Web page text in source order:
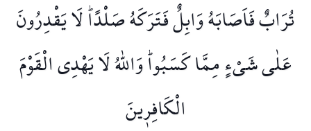
تُرَابٌ فَاَصَابَهُ وَابِلٌ فَتَرَكَهُ صَلْدًاۜ لَا يَقْدِرُونَ
عَلٰى شَيْءٍ مِمَّا كَسَبُواۜ وَاللّٰهُ لَا يَهْدِي الْقَوْمَ
الْكَافِر۪ينَ